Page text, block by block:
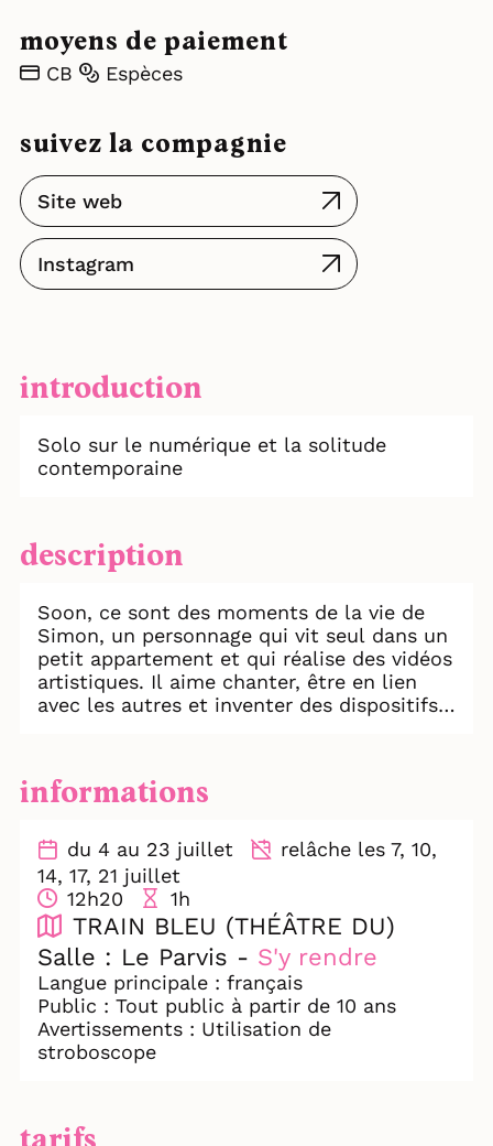
moyens de paiement
CB Espèces
suivez la compagnie
Site web
Instagram
introduction
Solo sur le numérique et la solitude
contemporaine
description
Soon, ce sont des moments de la vie de
Simon, un personnage qui vit seul dans un
petit appartement et qui réalise des vidéos
artistiques. Il aime chanter, être en lien
avec les autres et inventer des dispositifs
soir qu’il est en train de performer sur
internet, sa connexion est coupée.
Ce spectacle – inspiré du phénomène
japonais des Hikikomori – rend sensible
une forme de solitude contemporaine, un
nouveau rapport aux autres et à soi, dans
un monde où la technologie nous protège,
nous parle, nous rassure mais finit par
nous asservir.
informations
du 4 au 23 juillet
relâche les 7, 10,
14, 17, 21 juillet
12h20
1h
TRAIN BLEU (THÉÂTRE DU)
Salle : Le Parvis - S'y rendre
Langue principale : français
Public : Tout public à partir de 10 ans
Avertissements : Utilisation de
stroboscope